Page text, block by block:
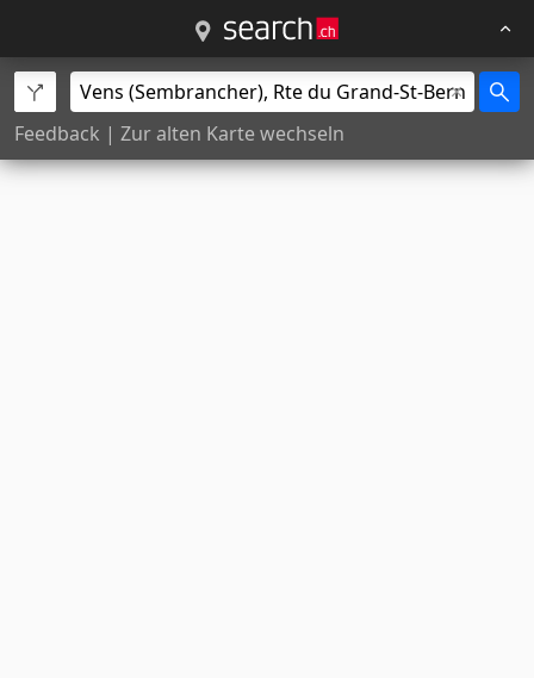
Feedback | Zur alten Karte wechseln